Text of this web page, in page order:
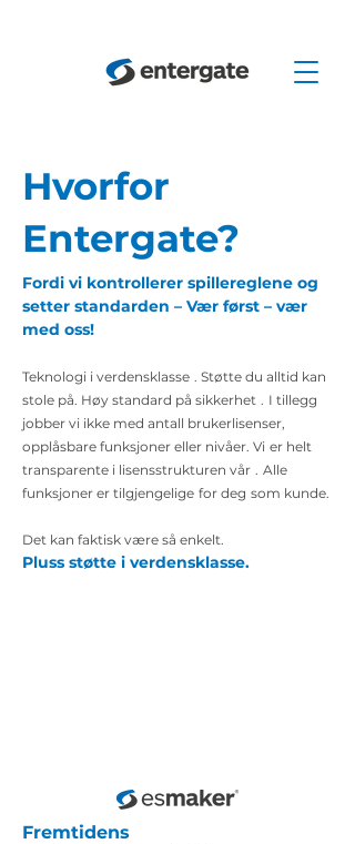
Hvorfor
Entergate?
Fordi vi kontrollerer spillereglene og
setter standarden – Vær først – vær
med oss!
Teknologi i verdensklasse . Støtte du alltid kan
stole på. Høy standard på sikkerhet . I tillegg
jobber vi ikke med antall brukerlisenser,
opplåsbare funksjoner eller nivåer. Vi er helt
transparente i lisensstrukturen vår . Alle
funksjoner er tilgjengelige for deg som kunde.
Det kan faktisk være så enkelt.
Pluss støtte i verdensklasse.
Fremtidens